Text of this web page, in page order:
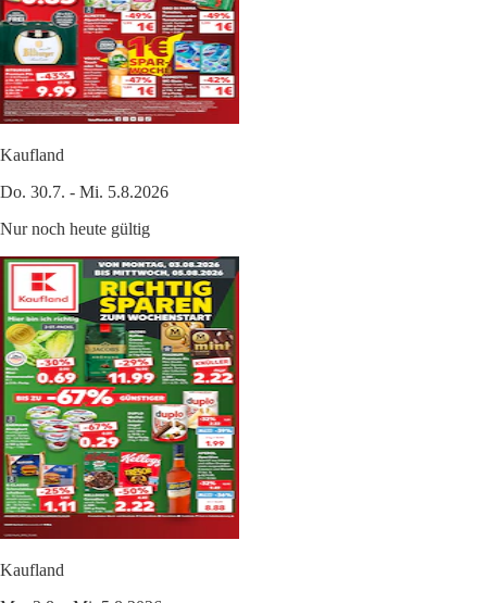
Kaufland
Do. 30.7. - Mi. 5.8.2026
Nur noch heute gültig
Kaufland